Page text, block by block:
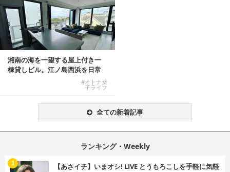
湘南の海を一望する屋上付き一
棟貸しビル。江ノ島西浜を日常
#オトナ女
子ライフ
全ての新着記事
ランキング・Weekly
【あさイチ】いまオシ! LIVE とうもろこしを手軽に気軽
1